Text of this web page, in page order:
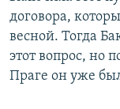
договора,
весной. Тогда
этот вопрос, но
Праге он уже